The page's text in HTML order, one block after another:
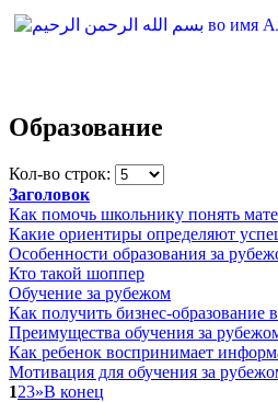
Образование
Кол-во строк:
Заголовок
Как помочь школьнику понять
Какие ориентиры определяют
Особенности образования за
Кто такой шоппер
Обучение за рубежом
Как получить бизнес-образование
Преимущества обучения за
Как ребенок воспринимает
Мотивация для обучения за
123»В конец